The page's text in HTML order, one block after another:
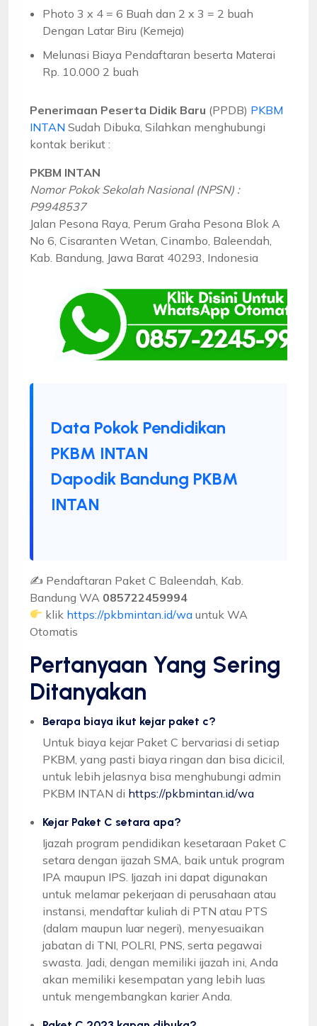
Photo 3 x 4 = 6 Buah dan 2 x 3 = 2 buah
Dengan Latar Biru (Kemeja)
Melunasi Biaya Pendaftaran beserta Materai
Rp. 10.000 2 buah
Penerimaan Peserta Didik Baru (PPDB) PKBM
INTAN Sudah Dibuka, Silahkan menghubungi
kontak berikut :
PKBM INTAN
Nomor Pokok Sekolah Nasional (NPSN) :
P9948537
Jalan Pesona Raya, Perum Graha Pesona Blok A
No 6, Cisaranten Wetan, Cinambo, Baleendah,
Kab. Bandung, Jawa Barat 40293, Indonesia
Data Pokok Pendidikan
PKBM INTAN
Dapodik Bandung PKBM
INTAN
✍ Pendaftaran Paket C Baleendah, Kab.
Bandung WA 085722459994
klik https://pkbmintan.id/wa untuk WA
Otomatis
Pertanyaan Yang Sering
Ditanyakan
Berapa biaya ikut kejar paket c?
Untuk biaya kejar Paket C bervariasi di setiap
PKBM, yang pasti biaya ringan dan bisa dicicil,
untuk lebih jelasnya bisa menghubungi admin
PKBM INTAN di https://pkbmintan.id/wa
Kejar Paket C setara apa?
Ijazah program pendidikan kesetaraan Paket C
setara dengan ijazah SMA, baik untuk program
IPA maupun IPS. Ijazah ini dapat digunakan
untuk melamar pekerjaan di perusahaan atau
instansi, mendaftar kuliah di PTN atau PTS
(dalam maupun luar negeri), menyesuaikan
jabatan di TNI, POLRI, PNS, serta pegawai
swasta. Jadi, dengan memiliki ijazah ini, Anda
akan memiliki kesempatan yang lebih luas
untuk mengembangkan karier Anda.